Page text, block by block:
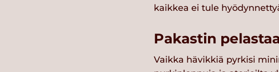
kaikkea ei tule
Pakastin
Vaikka hävikkiä pyrkisi